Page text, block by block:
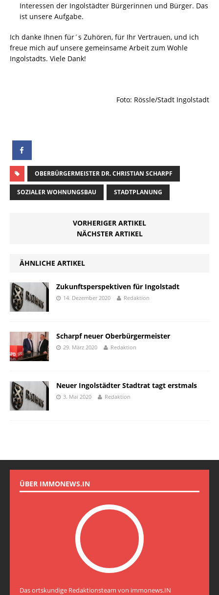
Interessen der Ingolstädter Bürgerinnen und Bürger. Das
ist unsere Aufgabe.
Ich danke Ihnen für´s Zuhören, für Ihr Vertrauen, und ich
freue mich auf unsere gemeinsame Arbeit zum Wohle
Ingolstadts. Viele Dank!
Foto: Rössle/Stadt Ingolstadt
OBERBÜRGERMEISTER DR. CHRISTIAN SCHARPF
SOZIALER WOHNUNGSBAU STADTPLANUNG
VORHERIGER ARTIKEL
NÄCHSTER ARTIKEL
ÄHNLICHE ARTIKEL
Zukunftsperspektiven für Ingolstadt
14. Dezember 2020 Redaktion
Scharpf neuer Oberbürgermeister
29. März 2020 Redaktion
Neuer Ingolstädter Stadtrat tagt erstmals
3. Mai 2020 Redaktion
ÜBER IMMONEWS.IN
Das ortskundige Redaktionsteam von immonews.IN